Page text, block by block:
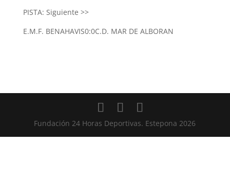
PISTA: Siguiente >>
E.M.F. BENAHAVIS0:0C.D. MAR DE ALBORAN
Fundación 24 Horas Deportivas. Estepona 2026